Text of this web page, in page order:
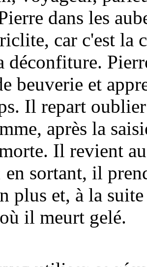
dans les
car c'est la
déconfiture.
beuverie et
Il repart
après la
Il revient
en sortant, il
plus et, à la
il meurt gelé.